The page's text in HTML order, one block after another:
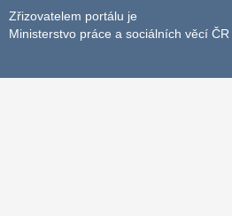
Zřizovatelem portálu je
Ministerstvo práce a sociálních věcí ČR